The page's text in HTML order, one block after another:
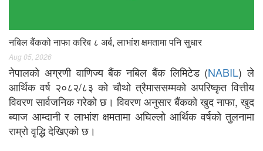
नबिल बैंकको नाफा करिब ८ अर्ब, लाभांश क्षमतामा पनि सुधार
Aug 05, 2026
नेपालको अग्रणी वाणिज्य बैंक नबिल बैंक लिमिटेड (NABIL) ले
आर्थिक वर्ष २०८२/८३ को चौथो त्रैमाससम्मको अपरिष्कृत वित्तीय
विवरण सार्वजनिक गरेको छ। विवरण अनुसार बैंकको खुद नाफा, खुद
ब्याज आम्दानी र लाभांश क्षमतामा अघिल्लो आर्थिक वर्षको तुलनामा
राम्रो वृद्धि देखिएको छ।